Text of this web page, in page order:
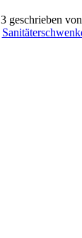
3 geschrieben